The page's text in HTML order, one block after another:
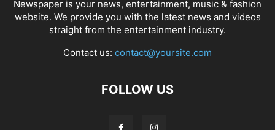
Newspaper is your news, entertainment, music & fashion
website. We provide you with the latest news and videos
straight from the entertainment industry.
Contact us: contact@yoursite.com
FOLLOW US